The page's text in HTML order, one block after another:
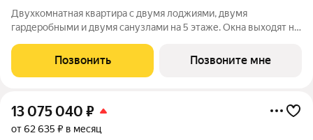
Двухкомнатная квартира с двумя лоджиями, двумя
гардеробными и двумя санузлами на 5 этаже. Окна выходят на
Библиотечная. Чистовая отделка под ключ. Дом в 15 минутах
от центра города. Рядом
Позвонить Позвоните мне
13 075 040 ₽
от 62 635 ₽ в месяц